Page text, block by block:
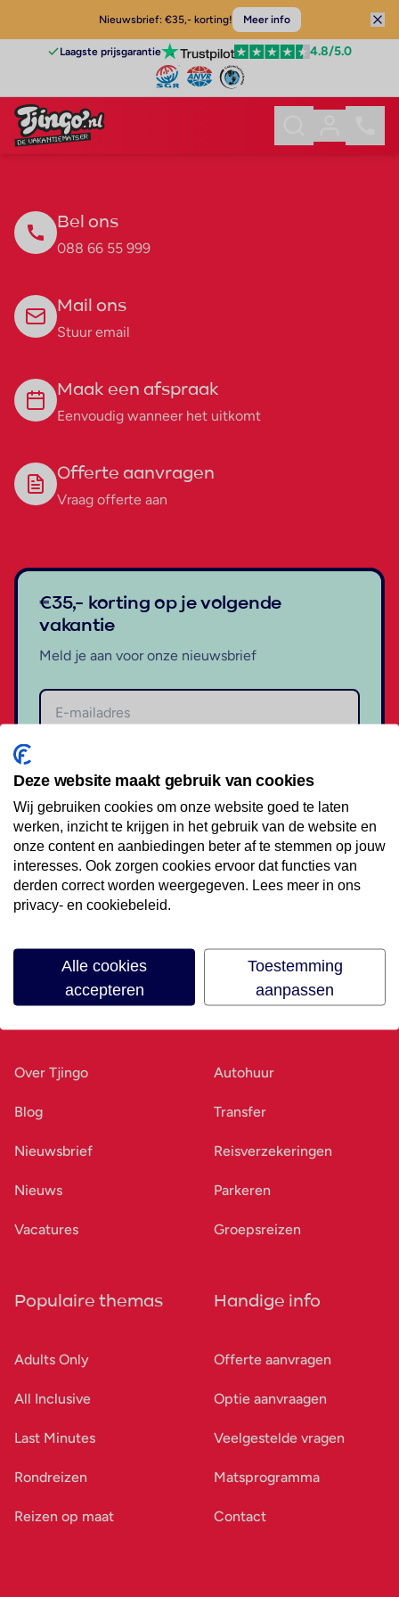
Nieuwsbrief: €35,- korting! Meer info
Laagste prijsgarantie 4.8/5.0
Bel ons
088 66 55 999
Mail ons
Stuur email
Maak een afspraak
Eenvoudig wanneer het uitkomt
Offerte aanvragen
Vraag offerte aan
€35,- korting op je volgende
vakantie
Meld je aan voor onze nieuwsbrief
Volg ons op social media
Over Tjingo
Blog
Nieuwsbrief
Nieuws
Vacatures
Autohuur
Transfer
Reisverzekeringen
Parkeren
Groepsreizen
Populaire themas
Adults Only
All Inclusive
Last Minutes
Rondreizen
Reizen op maat
Handige info
Offerte aanvragen
Optie aanvraagen
Veelgestelde vragen
Matsprogramma
Contact
Deze website maakt gebruik van cookies
Wij gebruiken cookies om onze website goed te laten
werken, inzicht te krijgen in het gebruik van de website en
onze content en aanbiedingen beter af te stemmen op jouw
interesses. Ook zorgen cookies ervoor dat functies van
derden correct worden weergegeven. Lees meer in ons
privacy- en cookiebeleid.
Alle cookies
accepteren
Toestemming
aanpassen